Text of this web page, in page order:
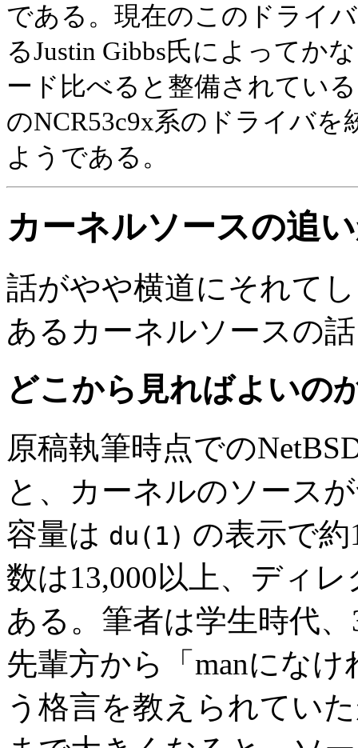
である。現在のこのドライ
るJustin Gibbs氏によってか
ード比べると整備されてい
のNCR53c9x系のドライバ
ようである。
カーネルソースの追
話がやや横道にそれて
あるカーネルソースの
どこから見ればよいの
原稿執筆時点での
と、カーネルのソース
容量は du(1) の表示で
数は13,000以上、ディ
ある。筆者は学生時代
先輩方から「manにな
う格言を教えられてい